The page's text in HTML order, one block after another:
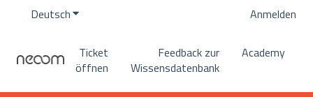
DeutschUntermenü für Übersetzungen anzeigenAnmelden
Ticket
öffnen
Feedback zur
Wissensdatenbank
Academy